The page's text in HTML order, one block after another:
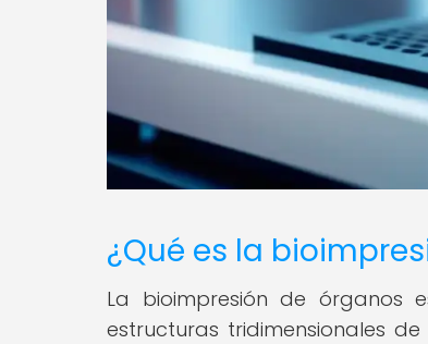
¿Qué es la
La bioimpresión de órganos
estructuras tridimensionales